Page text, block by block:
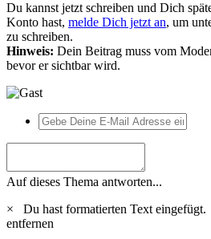
Du kannst jetzt schreiben und Dich
Konto hast, melde Dich jetzt an, um
zu schreiben.
Hinweis: Dein Beitrag muss vom
bevor er sichtbar wird.
Auf dieses Thema antworten...
×
Du hast formatierten Text eingefügt.
entfernen